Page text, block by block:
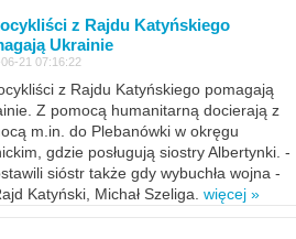
z Rajdu Katyńskiego
Ukrainie
21 07:16:22
z Rajdu Katyńskiego pomagają
Z pomocą humanitarną docierają z
m.in. do Plebanówki w okręgu
gdzie posługują siostry Albertynki. -
sióstr także gdy wybuchła wojna -
Katyński, Michał Szeliga. więcej »